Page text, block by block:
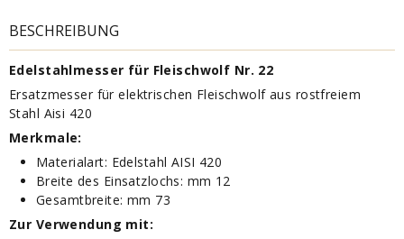
BESCHREIBUNG
Edelstahlmesser für Fleischwolf Nr. 22
Ersatzmesser für elektrischen Fleischwolf aus rostfreiem
Stahl Aisi 420
Merkmale:
Materialart: Edelstahl AISI 420
Breite des Einsatzlochs: mm 12
Gesamtbreite: mm 73
Zur Verwendung mit: